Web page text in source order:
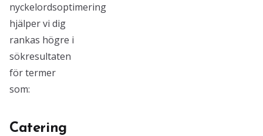
nyckelordsoptimering
hjälper vi dig
rankas högre i
sökresultaten
för termer
som:
Catering